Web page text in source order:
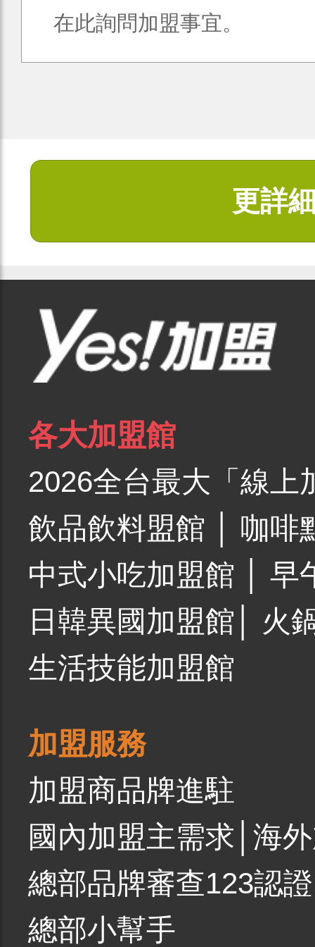
在此詢問加盟事宜。
更詳
各大加盟館
2026全台最大「線上
飲品飲料盟館
咖啡
中式小吃加盟館
早
日韓異國加盟館
火
生活技能加盟館
加盟服務
加盟商品牌進駐
國內加盟主需求 海
總部品牌審查123認證
總部小幫手